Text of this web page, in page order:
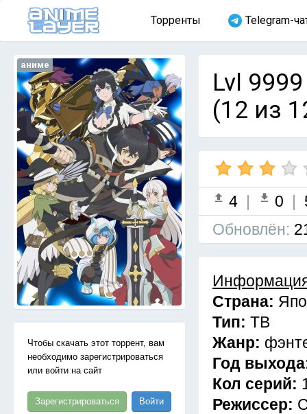
Торренты Telegram-
аниме
Чтобы скачать этот торрент, вам
необходимо зарегистрироваться
или войти на сайт
Зарегистрироваться Войти
Lvl
(12 из
4 | 0 |
Обновлён:
Страна:
Тип: ТВ
Жанр:
Год
Кол серий:
Режиссер: